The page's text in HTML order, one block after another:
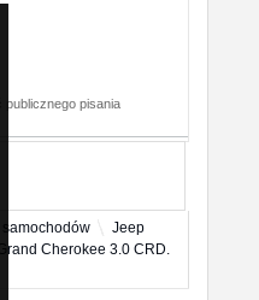
publicznego pisania
samochodów
Jeep
Cherokee 3.0 CRD.